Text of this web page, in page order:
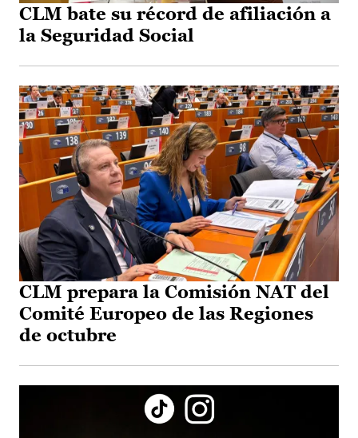
CLM bate su récord de afiliación a
la Seguridad Social
CLM prepara la Comisión NAT del
Comité Europeo de las Regiones
de octubre